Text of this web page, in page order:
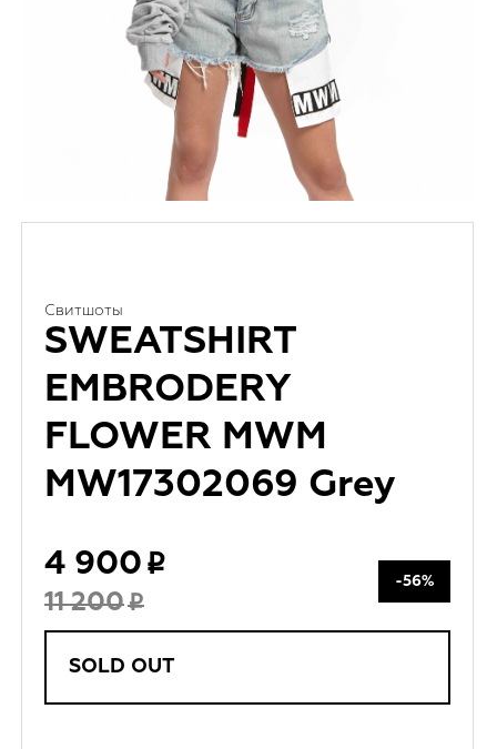
Свитшоты
SWEATSHIRT
EMBRODERY
FLOWER MWM
MW17302069 Grey
4 900
11 200
-56%
SOLD OUT